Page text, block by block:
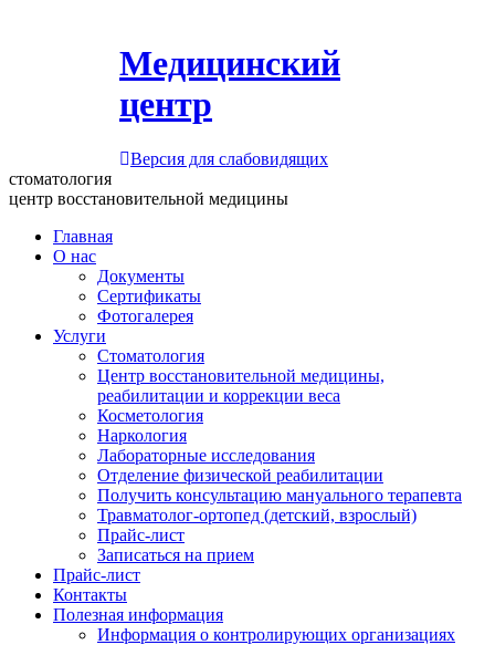
Медицинский
центр
Версия для слабовидящих
стоматология
центр восстановительной медицины
Главная
О нас
Документы
Сертификаты
Фотогалерея
Услуги
Стоматология
Центр восстановительной медицины,
реабилитации и коррекции веса
Косметология
Наркология
Лабораторные исследования
Отделение физической реабилитации
Получить консультацию мануального терапевта
Травматолог-ортопед (детский, взрослый)
Прайс-лист
Записаться на прием
Прайс-лист
Контакты
Полезная информация
Информация о контролирующих организациях